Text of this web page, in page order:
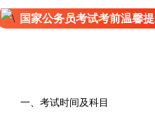
国家公务员考试考前温馨
一、考试时间及科目